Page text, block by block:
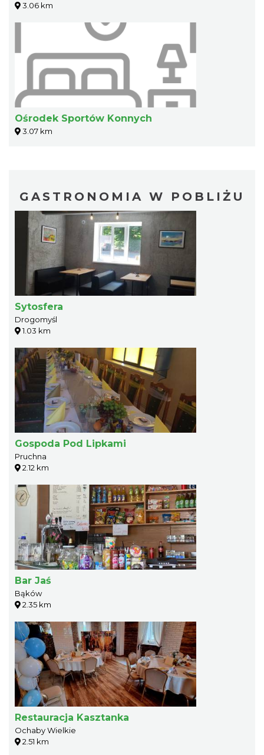
3.06 km
Ośrodek Sportów Konnych
3.07 km
GASTRONOMIA W POBLIŻU
Sytosfera
Drogomyśl
1.03 km
Gospoda Pod Lipkami
Pruchna
2.12 km
Bar Jaś
Bąków
2.35 km
Restauracja Kasztanka
Ochaby Wielkie
2.51 km